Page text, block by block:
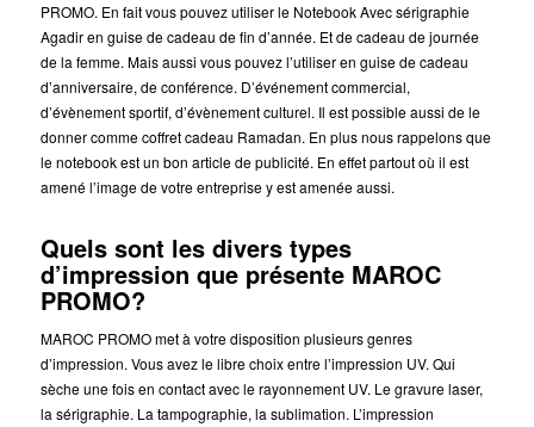
PROMO. En fait vous pouvez utiliser le Notebook Avec sérigraphie
Agadir en guise de cadeau de fin d’année. Et de cadeau de journée
de la femme. Mais aussi vous pouvez l’utiliser en guise de cadeau
d’anniversaire, de conférence. D’événement commercial,
d’évènement sportif, d’évènement culturel. Il est possible aussi de le
donner comme coffret cadeau Ramadan. En plus nous rappelons que
le notebook est un bon article de publicité. En effet partout où il est
amené l’image de votre entreprise y est amenée aussi.
Quels sont les divers types
d’impression que présente MAROC
PROMO?
MAROC PROMO met à votre disposition plusieurs genres
d’impression. Vous avez le libre choix entre l’impression UV. Qui
sèche une fois en contact avec le rayonnement UV. Le gravure laser,
la sérigraphie. La tampographie, la sublimation. L’impression